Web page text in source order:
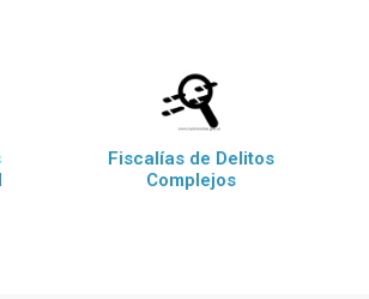
Fiscalías de Delitos
Complejos